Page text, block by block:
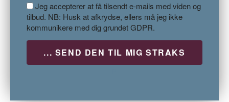
Jeg accepterer at få tilsendt e-mails med viden og
tilbud. NB: Husk at afkrydse, ellers må jeg ikke
kommunikere med dig grundet GDPR.